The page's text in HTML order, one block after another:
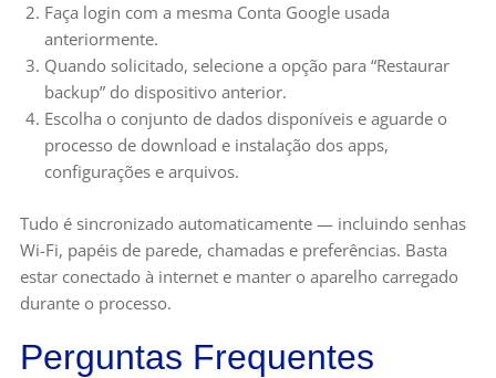
Faça login com a mesma Conta Google usada
anteriormente.
Quando solicitado, selecione a opção para “Restaurar
backup” do dispositivo anterior.
Escolha o conjunto de dados disponíveis e aguarde o
processo de download e instalação dos apps,
configurações e arquivos.
Tudo é sincronizado automaticamente — incluindo senhas
Wi-Fi, papéis de parede, chamadas e preferências. Basta
estar conectado à internet e manter o aparelho carregado
durante o processo.
Perguntas Frequentes